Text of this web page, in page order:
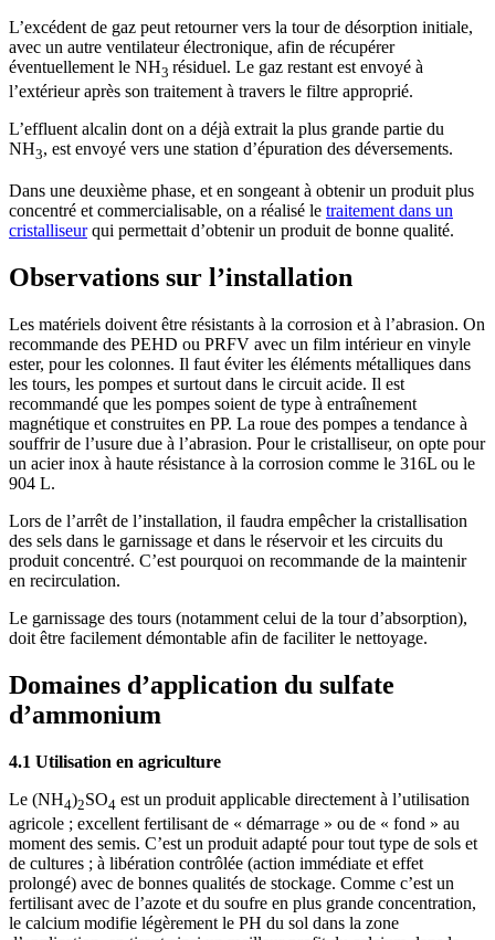
L’excédent de gaz peut retourner vers la tour de désorption initiale,
avec un autre ventilateur électronique, afin de récupérer
éventuellement le NH3 résiduel. Le gaz restant est envoyé à
l’extérieur après son traitement à travers le filtre approprié.
L’effluent alcalin dont on a déjà extrait la plus grande partie du
NH3, est envoyé vers une station d’épuration des déversements.
Dans une deuxième phase, et en songeant à obtenir un produit plus
concentré et commercialisable, on a réalisé le traitement dans un
cristalliseurqui permettait d’obtenir un produit de bonne qualité.
Observations sur l’installation
Les matériels doivent être résistants à la corrosion et à l’abrasion. On
recommande des PEHD ou PRFV avec un film intérieur en vinyle
ester, pour les colonnes. Il faut éviter les éléments métalliques dans
les tours, les pompes et surtout dans le circuit acide. Il est
recommandé que les pompes soient de type à entraînement
magnétique et construites en PP. La roue des pompes a tendance à
souffrir de l’usure due à l’abrasion. Pour le cristalliseur, on opte pour
un acier inox à haute résistance à la corrosion comme le 316L ou le
904 L.
Lors de l’arrêt de l’installation, il faudra empêcher la cristallisation
des sels dans le garnissage et dans le réservoir et les circuits du
produit concentré. C’est pourquoi on recommande de la maintenir
en recirculation.
Le garnissage des tours (notamment celui de la tour d’absorption),
doit être facilement démontable afin de faciliter le nettoyage.
Domaines d’application du sulfate
d’ammonium
4.1 Utilisation en agriculture
Le (NH4)2SO4 est un produit applicable directement à l’utilisation
agricole ; excellent fertilisant de « démarrage » ou de « fond » au
moment des semis. C’est un produit adapté pour tout type de sols et
de cultures ; à libération contrôlée (action immédiate et effet
prolongé) avec de bonnes qualités de stockage. Comme c’est un
fertilisant avec de l’azote et du soufre en plus grande concentration,
le calcium modifie légèrement le PH du sol dans la zone